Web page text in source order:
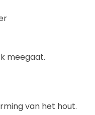
meegaat.
van het hout.